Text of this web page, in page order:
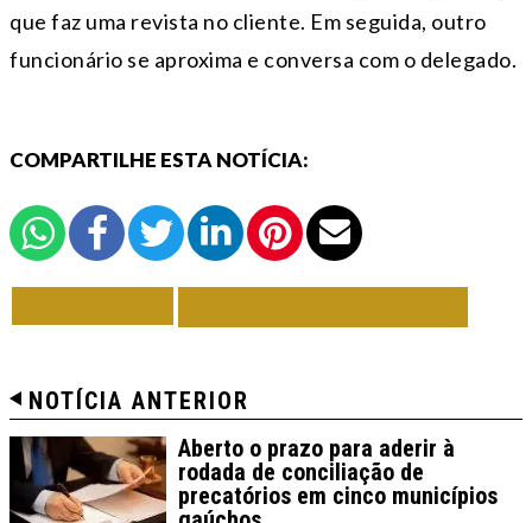
que faz uma revista no cliente. Em seguida, outro
funcionário se aproxima e conversa com o delegado.
COMPARTILHE ESTA NOTÍCIA:
NOTÍCIA ANTERIOR
Aberto o prazo para aderir à
rodada de conciliação de
precatórios em cinco municípios